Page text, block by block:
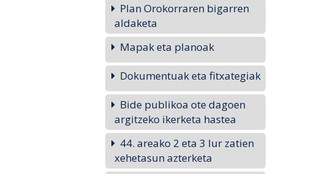
Plan Orokorraren bigarren
aldaketa
Mapak eta planoak
Dokumentuak eta fitxategiak
Bide publikoa ote dagoen
argitzeko ikerketa hastea
44. areako 2 eta 3 lur zatien
xehetasun azterketa